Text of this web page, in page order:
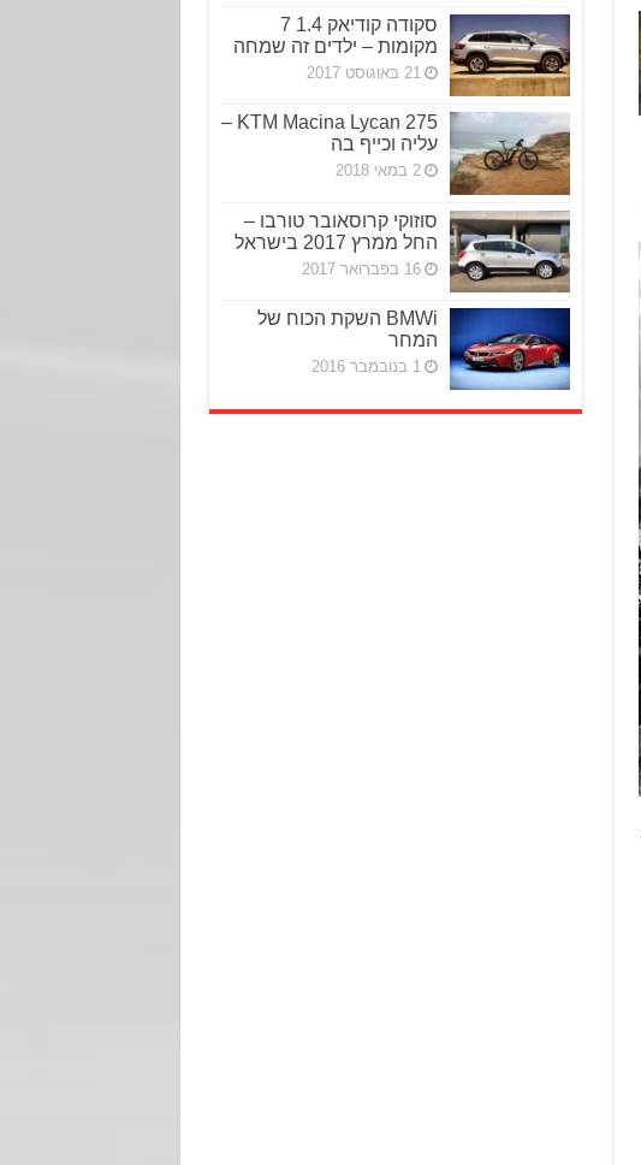
סקודה קודיאק 1.4 7
מקומות – ילדים זה שמחה
21 באוגוסט 2017
KTM Macina Lycan 275 –
עליה וכייף בה
2 במאי 2018
סוזוקי קרוסאובר טורבו –
החל ממרץ 2017 בישראל
16 בפברואר 2017
BMWi השקת הכוח של
המחר
1 בנובמבר 2016